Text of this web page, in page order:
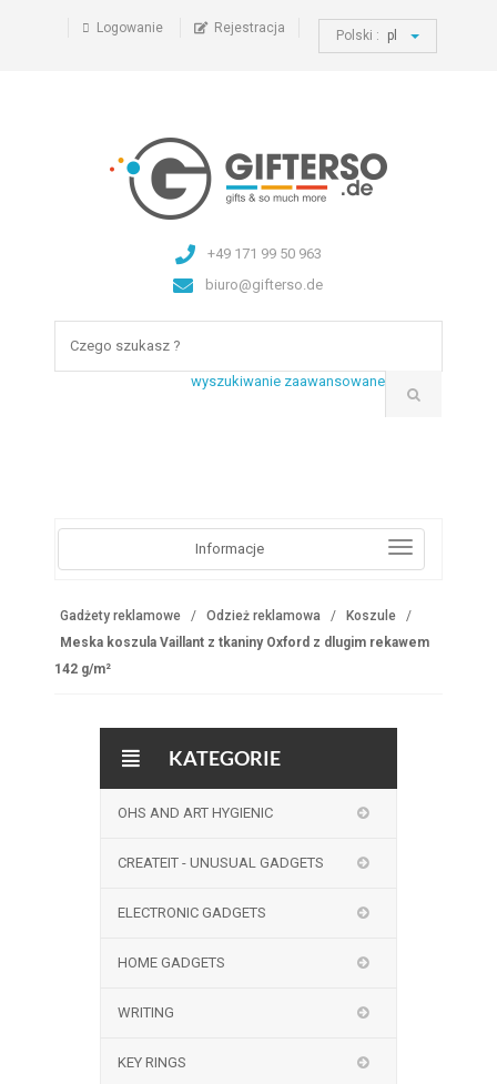
Logowanie Rejestracja Polski : pl
+49 171 99 50 963
biuro@gifterso.de
wyszukiwanie zaawansowane
Informacje
Gadżety reklamowe Odzież reklamowa
Koszule
Meska koszula Vaillant z tkaniny Oxford z dlugim rekawem
142 g/m²
KATEGORIE
OHS AND ART HYGIENIC
CREATEIT - UNUSUAL GADGETS
ELECTRONIC GADGETS
HOME GADGETS
WRITING
KEY RINGS